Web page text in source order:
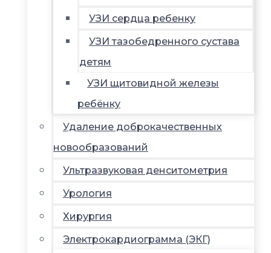
УЗИ сердца ребенку
УЗИ тазобедренного сустава
детям
УЗИ щитовидной железы
ребёнку
Удаление доброкачественных
новообразований
Ультразвуковая денситометрия
Урология
Хирургия
Электрокардиограмма (ЭКГ)